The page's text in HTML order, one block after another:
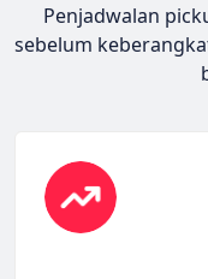
Penjadwalan
sebelum